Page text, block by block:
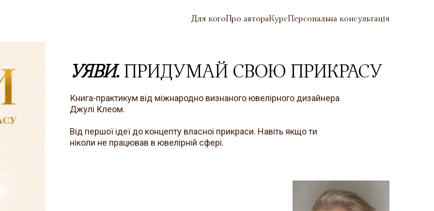
Для когоПро автораКурсПерсональна консультація
Книга-практикум від міжнародно визнаного ювелірного дизайнера
Джулі Клеом.
Від першої ідеї до концепту власноі прикраси. Навіть якщо ти
ніколи не працював в ювелірній сфері.
УЯВИ. ПРИДУМАЙ СВОЮ ПРИКРАСУ